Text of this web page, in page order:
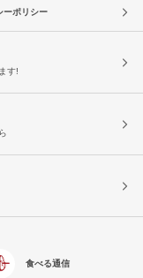
ーポリシー
す!
食べる通信